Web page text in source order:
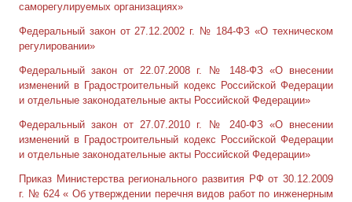
саморегулируемых организациях»
Федеральный закон от 27.12.2002 г. № 184-ФЗ «О техническом
регулировании»
Федеральный закон от 22.07.2008 г. № 148-ФЗ «О внесении
изменений в Градостроительный кодекс Российской Федерации
и отдельные законодательные акты Российской Федерации»
Федеральный закон от 27.07.2010 г. № 240-ФЗ «О внесении
изменений в Градостроительный кодекс Российской Федерации
и отдельные законодательные акты Российской Федерации»
Приказ Министерства регионального развития РФ от 30.12.2009
г. № 624 « Об утверждении перечня видов работ по инженерным